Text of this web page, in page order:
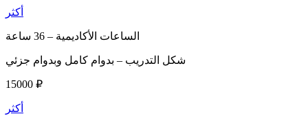
أكثر
الساعات الأكاديمية –
شكل التدريب – بدوام كامل وبدوام جزئي
15000 ₽
أكثر